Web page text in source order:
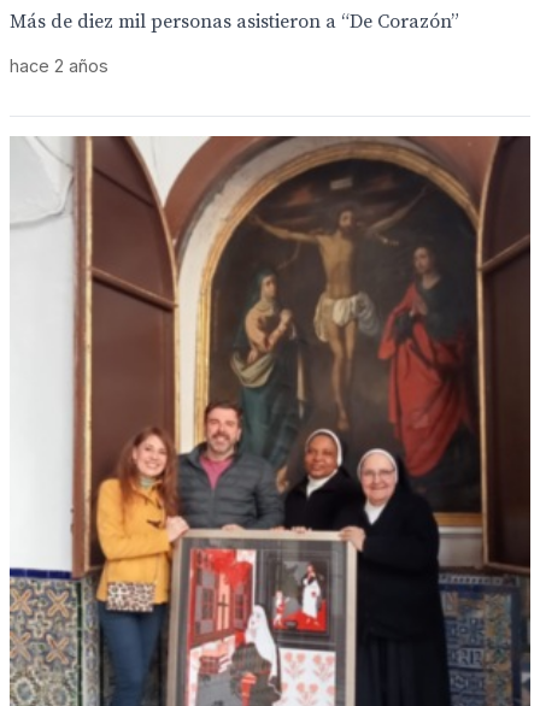
Más de diez mil personas asistieron a “De Corazón”
hace 2 años